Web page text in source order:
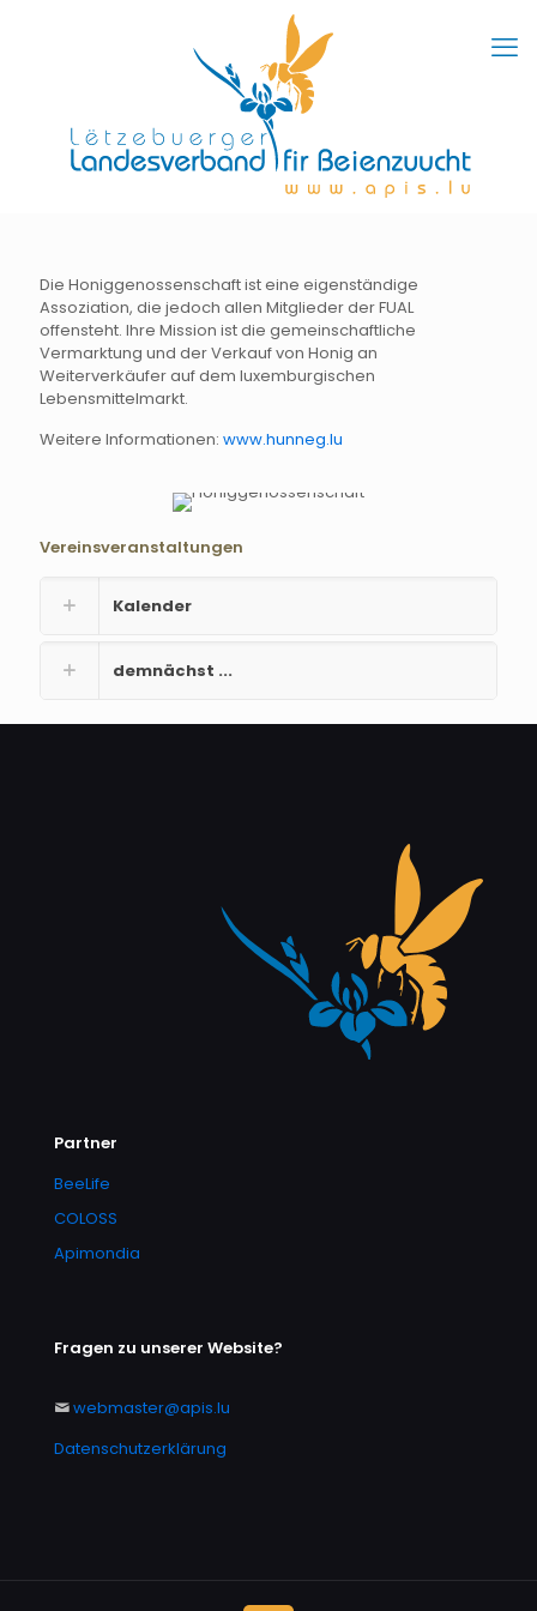
Die Honiggenossenschaft ist eine eigenständige
Assoziation, die jedoch allen Mitglieder der FUAL
offensteht. Ihre Mission ist die gemeinschaftliche
Vermarktung und der Verkauf von Honig an
Weiterverkäufer auf dem luxemburgischen
Lebensmittelmarkt.
Weitere Informationen: www.hunneg.lu
Vereinsveranstaltungen
Kalender
demnächst ...
Partner
BeeLife
COLOSS
Apimondia
Fragen zu unserer Website?
webmaster@apis.lu
Datenschutzerklärung